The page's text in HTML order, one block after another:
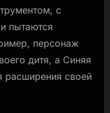
с
пытаются
персонаж
дитя, а Синяя
расширения своей